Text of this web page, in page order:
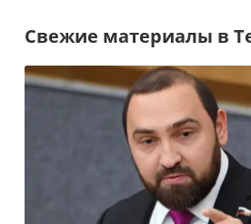
Свежие материалы в